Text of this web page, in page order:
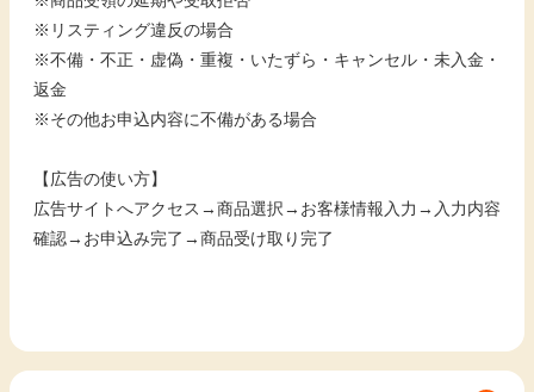
※リスティング違反の場合
※不備・不正・虚偽・重複・いたずら・キャンセル・未入金・
返金
※その他お申込内容に不備がある場合
【広告の使い方】
広告サイトへアクセス→商品選択→お客様情報入力→入力内容
確認→お申込み完了→商品受け取り完了